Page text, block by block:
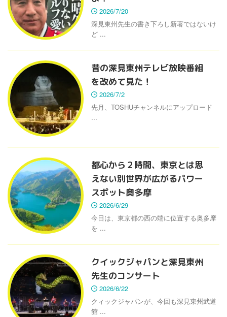
2026/7/20
深見東州先生の書き下ろし新著ではないけ
ど ...
昔の深見東州テレビ放映番組
を改めて見た！
2026/7/2
先月、TOSHUチャンネルにアップロード
...
都心から２時間、東京とは思
えない別世界が広がるパワー
スポット奥多摩
2026/6/29
今日は、東京都の西の端に位置する奥多摩
を ...
クイックジャパンと深見東州
先生のコンサート
2026/6/22
クィックジャパンが、今回も深見東州武道
館 ...